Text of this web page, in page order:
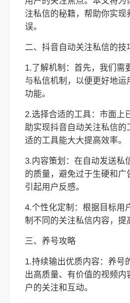
注私信的秘籍，帮助你实现
误。
二、抖音自动关注私信的技
1.了解机制：首先，我们需
与私信机制，以便更好地运
功能。
2.选择合适的工具：市面上
助实现抖音自动关注私信的
适的工具能大大提高效率。
3.内容策划：在自动发送私
的质量，避免过于生硬和广
引起用户反感。
4.个性化定制：根据目标用
制不同的关注私信内容，提
三、养号攻略
1.持续输出优质内容：养号
出高质量、有价值的视频内
户的关注和互动。